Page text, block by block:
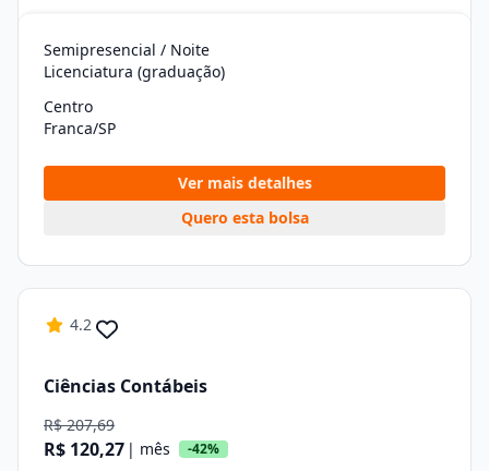
Semipresencial / Noite
Licenciatura (graduação)
Centro
Franca/SP
Ver mais detalhes
Quero esta bolsa
4.2
Ciências Contábeis
R$ 207,69
R$ 120,27 | mês -42%